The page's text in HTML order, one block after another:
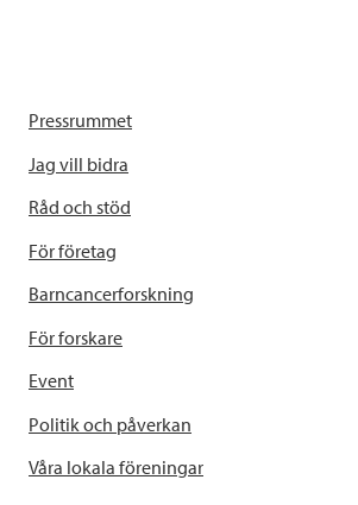
Pressrummet
Jag vill bidra
Råd och stöd
För företag
Barncancerforskning
För forskare
Event
Politik och påverkan
Våra lokala föreningar